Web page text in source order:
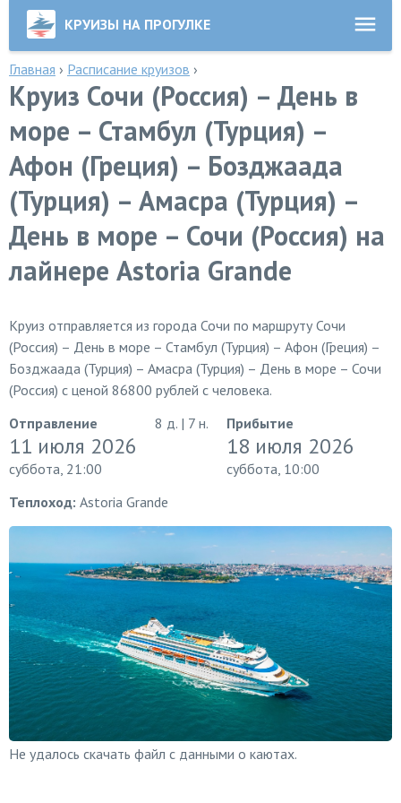
КРУИЗЫ НА ПРОГУЛКЕ
Главная › Расписание круизов ›
Круиз Сочи (Россия) – День в
море – Стамбул (Турция) –
Афон (Греция) – Бозджаада
(Турция) – Амасра (Турция) –
День в море – Сочи (Россия) на
лайнере Astoria Grande
Круиз отправляется из города Сочи по маршруту Сочи
(Россия) – День в море – Стамбул (Турция) – Афон (Греция) –
Бозджаада (Турция) – Амасра (Турция) – День в море – Сочи
(Россия) с ценой 86800 рублей с человека.
Отправление
11 июля 2026
суббота, 21:00
8 д. | 7 н. Прибытие
18 июля 2026
суббота, 10:00
Теплоход: Astoria Grande
Не удалось скачать файл с данными о каютах.